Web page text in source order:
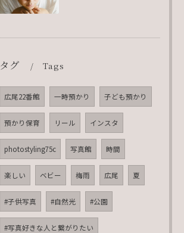
タグ Tags
広尾22番館 一時預かり 子ども預かり
預かり保育 リール インスタ
photostyling75c 写真館 時間
楽しい ベビー 梅雨 広尾 夏
#子供写真 #自然光 #公園
#写真好きな人と繋がりたい